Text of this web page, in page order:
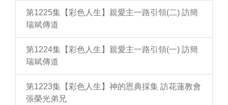
第1225集【彩色人生】親愛主一路引領(二) 訪簡
瑞斌傳道
第1224集【彩色人生】親愛主一路引領(一) 訪簡
瑞斌傳道
第1223集【彩色人生】神的恩典採集 訪花蓮教會
張榮光弟兄